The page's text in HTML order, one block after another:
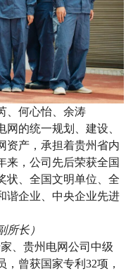
、何心怡、余涛
的统一规划、建设、
资产，承担着贵州省内
来，公司先后荣获全国
状、全国文明单位、全
谐企业、中央企业先进
长）
、贵州电网公司中级
曾获国家专利32项，